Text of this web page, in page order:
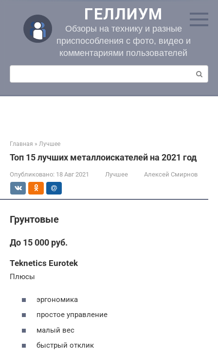
контенту
ГЕЛЛИУМ
Обзоры на технику и разные
приспособления с фото, видео и
комментариями пользователей
Поиск:
Главная » Лучшее
Топ 15 лучших металлоискателей на 2021 год
Опубликовано: 18 Авг 2021 Лучшее Алексей Смирнов
Грунтовые
До 15 000 руб.
Teknetics Eurotek
Плюсы
эргономика
простое управление
малый вес
быстрый отклик